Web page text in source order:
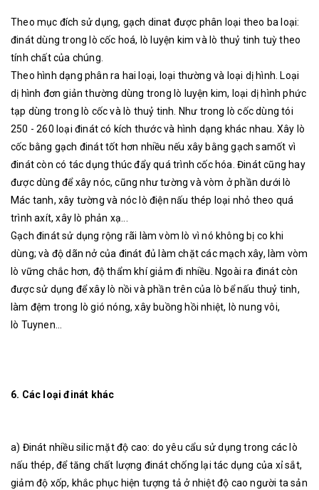
Theo mục đích sử dụng, gạch dinat được phân loại theo ba loại:
đinát dùng trong lò cốc hoá, lò luyện kim và lò thuỷ tinh tuỳ theo
tính chất của chúng.
Theo hình dạng phân ra hai loại, loại thường và loại dị hình. Loại
dị hình đơn giản thường dùng trong lò luyện kim, loại dị hình phức
tạp dùng trong lò cốc và lò thuỷ tinh. Như trong lò cốc dùng tói
250 - 260 loại đinát có kích thước và hình dạng khác nhau. Xây lò
cốc bằng gạch đinát tốt hơn nhiều nếu xây bằng gạch samốt vì
đinát còn có tác dụng thúc đẩy quá trình cốc hóa. Đinát cũng hay
được dùng để xây nóc, cũng như tường và vòm ở phần dưới lò
Mác tanh, xây tường và nóc lò điện nấu thép loại nhỏ theo quá
trình axít, xây lò phản xạ...
Gạch đinát sử dụng rộng rãi làm vòm lò vì nó không bị co khi
dùng; và độ dãn nở của đinát đủ làm chặt các mạch xây, làm vòm
lò vững chắc hơn, độ thẩm khí giảm đi nhiều. Ngoài ra đinát còn
được sử dụng để xây lò nồi và phần trên của lò bể nấu thuỷ tinh,
làm đệm trong lò gió nóng, xây buồng hồi nhiệt, lò nung vôi,
lò Tuynen...
6. Các loại đinát khác
a) Đinát nhiều silic mặt độ cao: do yêu cẩu sử dụng trong các lò
nấu thép, để tăng chất lượng đinát chống lại tác dụng của xỉ sắt,
giảm độ xốp, khắc phục hiện tượng tả ở nhiệt độ cao người ta sản